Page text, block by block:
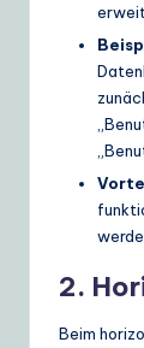
2.
Beim